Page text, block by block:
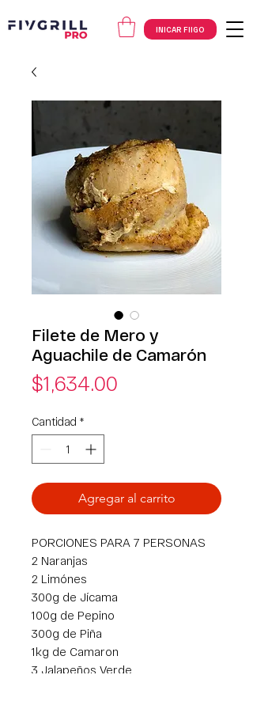
INICAR FIIGO
Filete de Mero y
Aguachile de Camarón
$1,634.00
Cantidad *
Agregar al carrito
PORCIONES PARA 7 PERSONAS
2 Naranjas
2 Limónes
300g de Jícama
100g de Pepino
300g de Piña
1kg de Camaron
3 Jalapeños Verde